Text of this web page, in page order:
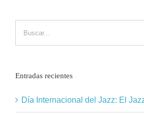
Entradas recientes
Día Internacional del Jazz: El